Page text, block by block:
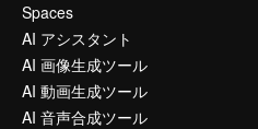
Spaces
AI アシスタント
AI 画像生成ツール
AI 動画生成ツール
AI 音声合成ツール